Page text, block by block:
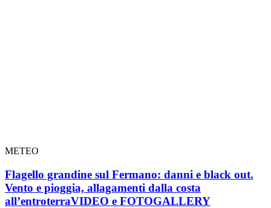
METEO
Flagello grandine sul Fermano: danni e black out.
Vento e pioggia, allagamenti dalla costa
all’entroterraVIDEO e FOTOGALLERY